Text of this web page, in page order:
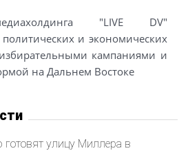
"LIVE DV"
и экономических
кампаниями и
на Дальнем Востоке
улицу Миллера в